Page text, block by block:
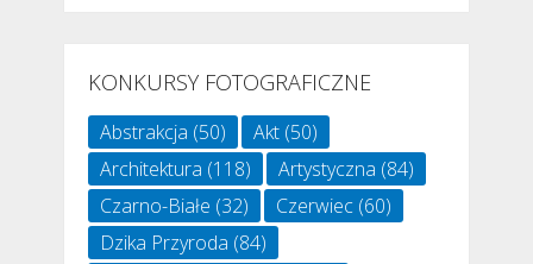
KONKURSY FOTOGRAFICZNE
Abstrakcja (50) Akt(50)
Architektura (118) Artystyczna (84)
Czarno-Białe (32) Czerwiec(60)
Dzika Przyroda (84)